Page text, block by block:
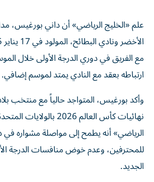
علم «الخليج الرياضي» أن داني بورغيس،
مع الفريق في دوري الدرجة الأولى خلال
ارتباطه بعقد مع النادي يمتد لموسم إضافي.
وأكد بورغيس، المتواجد حالياً مع منتخب
نهائيات كأس العالم 2026
الرياضي» أنه يطمح إلى مواصلة مشواره
للمحترفين، وعدم خوض منافسات الدرجة
الجديد.